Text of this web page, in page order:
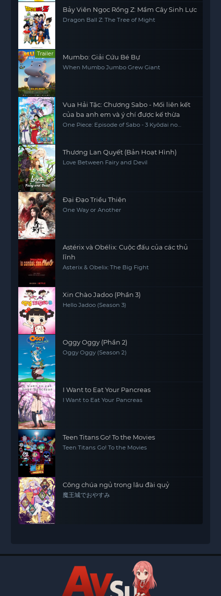
Bảy Viên Ngọc Rồng Z: Mầm Cây Sinh Lực
Dragon Ball Z: The Tree of Might
Trailer Mumbo: Giải Cứu Bé Bự
When Mumbo Jumbo Grew Giant
Vua Hải Tặc: Chương Sabo - Mối liên kết
của ba anh em và ý chí được kế thừa
One Piece: Episode of Sabo - 3 Kyōdai no
Inherited Will
Thương Lan Quyết (Bản Hoạt Hình)
Love Between Fairy and Devil
Đại Đạo Triều Thiên
One Way or Another
Astérix và Obélix: Cuộc đấu của các thủ
lĩnh
Asterix & Obelix: The Big Fight
Xin Chào Jadoo (Phần 3)
Hello Jadoo (Season 3)
Oggy Oggy (Phần 2)
Oggy Oggy (Season 2)
I Want to Eat Your Pancreas
I Want to Eat Your Pancreas
Teen Titans Go! To the Movies
Teen Titans Go! To the Movies
Công chúa ngủ trong lâu đài quỷ
魔王城でおやすみ